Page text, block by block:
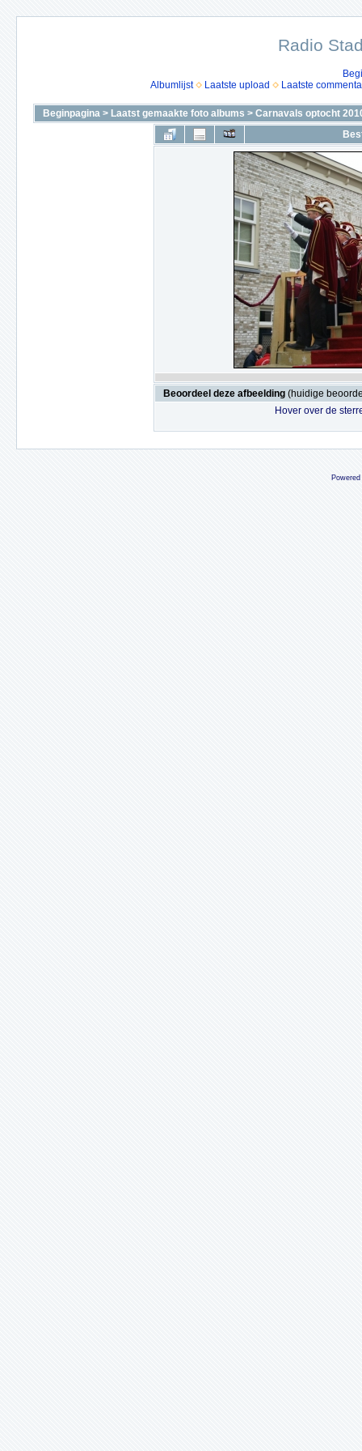
Radio
Albumlijst
Laatste upload Laatste
Beginpagina > Laatst gemaakte foto albums > Carnavals optocht
Beoordeel deze afbeelding (huidige
Hover over de